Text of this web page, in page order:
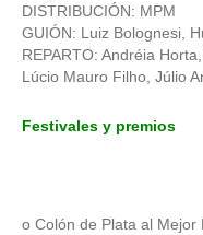
DISTRIBUCIÓN: MPM
GUIÓN: Luiz Bolognesi,
REPARTO: Andréia
Lúcio Mauro Filho, Júlio
Festivales y premios
o Colón de Plata al Mejor